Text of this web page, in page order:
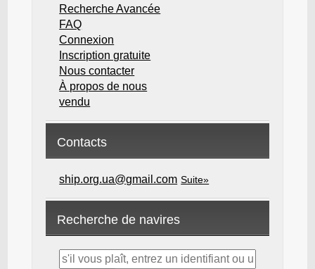
Recherche Avancée
FAQ
Connexion
Inscription gratuite
Nous contacter
À propos de nous
vendu
Contacts
ship.org.ua@gmail.com Suite»
Recherche de navires